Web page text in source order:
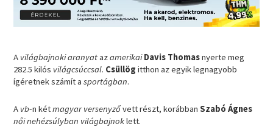
A világbajnoki aranyatazamerikai Davis Thomasnyerte meg
282.5 kilós világcsúccsal. Csüllög itthon az egyik legnagyobb
ígéretnek számít asportágban.
A vb-n kétmagyar versenyzővett részt, korábbanSzabó Ágnes
női nehézsúlyban világbajnoklett.